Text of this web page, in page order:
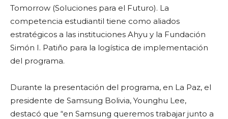
Tomorrow (Soluciones para el Futuro). La
competencia estudiantil tiene como aliados
estratégicos a las instituciones Ahyu y la Fundación
Simón I. Patiño para la logística de implementación
del programa.
Durante la presentación del programa, en La Paz, el
presidente de Samsung Bolivia, Younghu Lee,
destacó que “en Samsung queremos trabajar junto a